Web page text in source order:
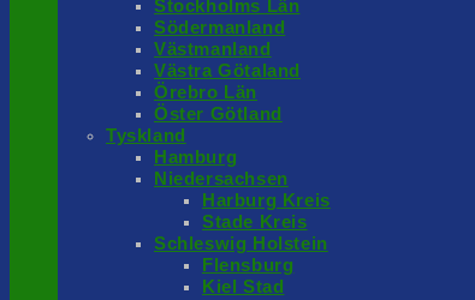
Stockholms Län
Södermanland
Västmanland
Västra Götaland
Örebro Län
Öster Götland
Tyskland
Hamburg
Niedersachsen
Harburg Kreis
Stade Kreis
Schleswig Holstein
Flensburg
Kiel Stad